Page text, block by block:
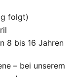
folgt)
8 bis 16 Jahren
– bei unserem